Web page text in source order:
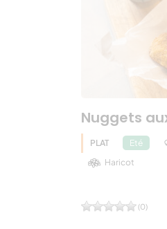
Nuggets
PLAT Eté
Haricot
(0)